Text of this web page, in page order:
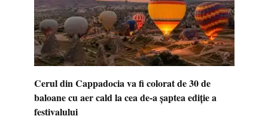
Cerul din Cappadocia va fi colorat de 30 de
baloane cu aer cald la cea de-a șaptea ediție a
festivalului